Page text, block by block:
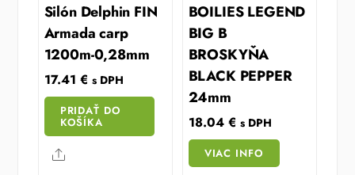
Silón Delphin FIN
Armada carp
1200m-0,28mm
17.41 € s DPH
PRIDAŤ DO
KOŠÍKA
Share
BOILIES LEGEND
BIG B
BROSKYŇA
BLACK PEPPER
24mm
18.04 € s DPH
VIAC INFO